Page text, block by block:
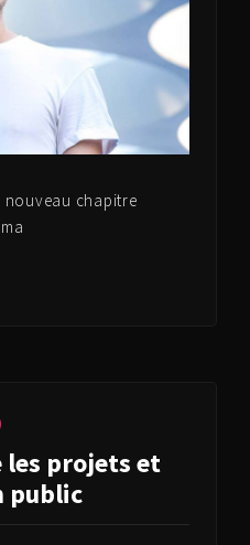
nouveau chapitre
les projets et
public